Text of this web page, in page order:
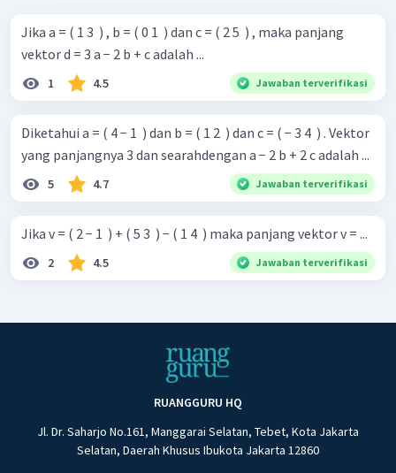
Jika a = ( 1 3 ​ ) , b = ( 0 1 ​ ) dan c = ( 2 5 ​ ) , maka panjang
vektor d = 3 a − 2 b + c adalah ...
1 4.5 Jawaban terverifikasi
Diketahui a = ( 4 − 1 ​ ) dan b = ( 1 2 ​ ) dan c = ( − 3 4 ​ ) . Vektor
yang panjangnya 3 dan searahdengan a − 2 b + 2 c adalah ...
5 4.7 Jawaban terverifikasi
Jika v = ( 2 − 1 ​ ) + ( 5 3 ​ ) − ( 1 4 ​ ) maka panjang vektor v = ...
2 4.5 Jawaban terverifikasi
RUANGGURU HQ
Jl. Dr. Saharjo No.161, Manggarai Selatan, Tebet, Kota Jakarta
Selatan, Daerah Khusus Ibukota Jakarta 12860